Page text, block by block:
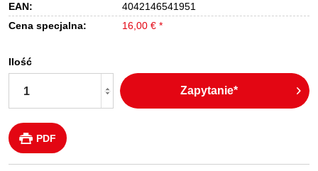
EAN:
4042146541951
Cena specjalna:
16,00 € *
Ilość
Zapytanie*
PDF